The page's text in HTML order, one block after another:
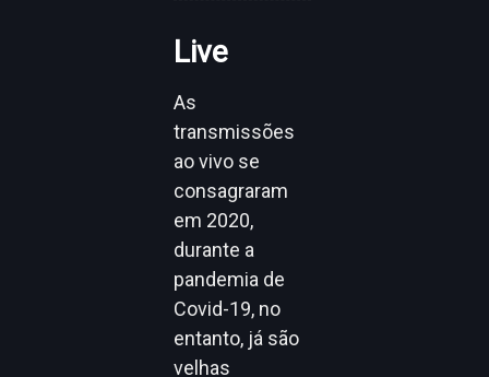
Live
As
transmissões
ao vivo se
consagraram
em 2020,
durante a
pandemia de
Covid-19, no
entanto, já são
velhas